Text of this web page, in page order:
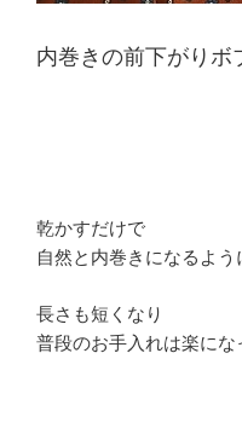
内巻きの前下がり
乾かすだけで
自然と内巻きになるよう
長さも短くなり
普段のお手入れは楽にな